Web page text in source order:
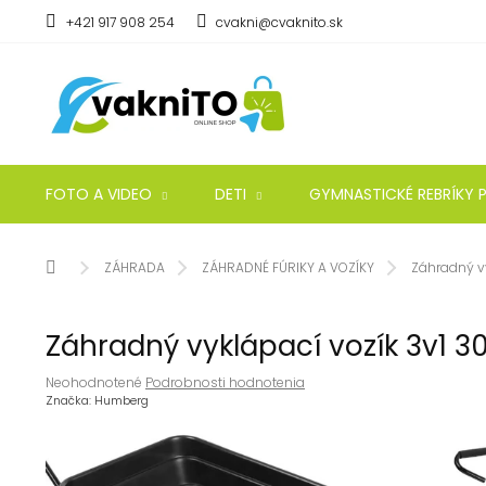
+421 917 908 254 cvakni@cvaknito.sk
FOTO A VIDEO DETI GYMNASTICKÉ REBRÍKY
DomovZÁHRADA ZÁHRADNÉ FÚRIKY A VOZÍKY Záhradný
Záhradný vyklápací vozík 3v1
Priemerné
hodnotenie
0,0
Neohodnotené Podrobnosti hodnotenia
Značka: Humberg